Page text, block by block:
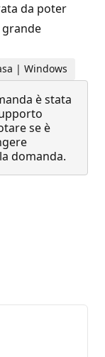
da poter
| Windows
è stata
se è
domanda.